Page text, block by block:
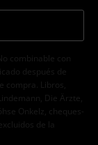
combinable con
después de
compra. Libros,
Die Ärzte,
Onkelz, cheques-
de la